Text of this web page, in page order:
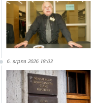
6. srpna 2026 18:03